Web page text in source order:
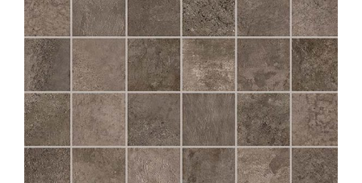
CHÂTEAU
MOKA MOS 5X5